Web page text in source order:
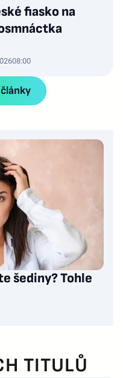
fiasko na
08:00
šediny? Tohle
TITULŮ